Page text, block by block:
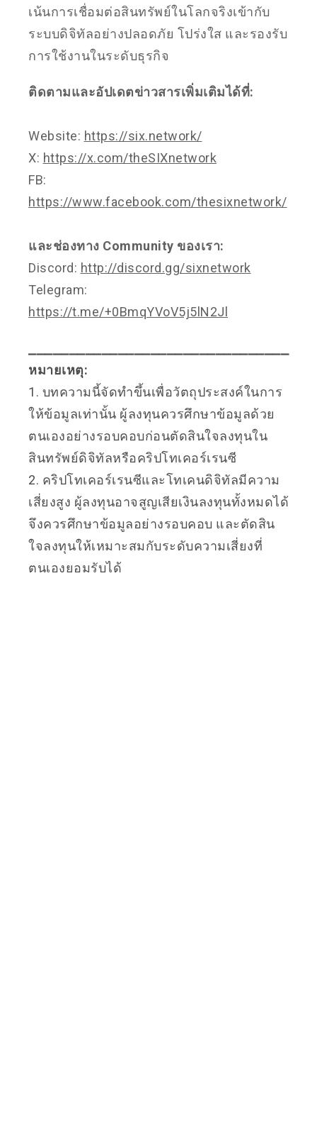
เน้นการเชื่อมต่อสินทรัพย์ในโลกจริงเข้ากับ
ระบบดิจิทัลอย่างปลอดภัย โปร่งใส และรองรับ
การใช้งานในระดับธุรกิจ
ติดตามและอัปเดตข่าวสารเพิ่มเติมได้ที่:
Website: https://six.network/
X: https://x.com/theSIXnetwork
FB:
https://www.facebook.com/thesixnetwork/
และช่องทาง Community ของเรา:
Discord: http://discord.gg/sixnetwork
Telegram:
https://t.me/+0BmqYVoV5j5lN2Jl
หมายเหตุ:
1. บทความนี้จัดทำขึ้นเพื่อวัตถุประสงค์ในการ
ให้ข้อมูลเท่านั้น ผู้ลงทุนควรศึกษาข้อมูลด้วย
ตนเองอย่างรอบคอบก่อนตัดสินใจลงทุนใน
สินทรัพย์ดิจิทัลหรือคริปโทเคอร์เรนซี
2. คริปโทเคอร์เรนซีและโทเคนดิจิทัลมีความ
เสี่ยงสูง ผู้ลงทุนอาจสูญเสียเงินลงทุนทั้งหมดได้
จึงควรศึกษาข้อมูลอย่างรอบคอบ และตัดสิน
ใจลงทุนให้เหมาะสมกับระดับความเสี่ยงที่
ตนเองยอมรับได้